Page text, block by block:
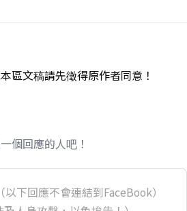
區文稿請先徵得原作者同意！
個回應的人吧！
（以下回應不會連結到FaceBook）